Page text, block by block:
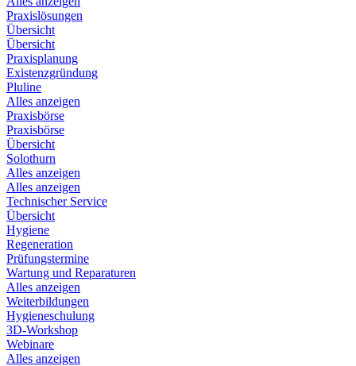
Praxislösungen
Übersicht
Übersicht
Praxisplanung
Existenzgründung
Pluline
Alles anzeigen
Praxisbörse
Praxisbörse
Übersicht
Solothurn
Alles anzeigen
Alles anzeigen
Technischer Service
Übersicht
Hygiene
Regeneration
Prüfungstermine
Wartung und Reparaturen
Alles anzeigen
Weiterbildungen
Hygieneschulung
3D-Workshop
Webinare
Alles anzeigen